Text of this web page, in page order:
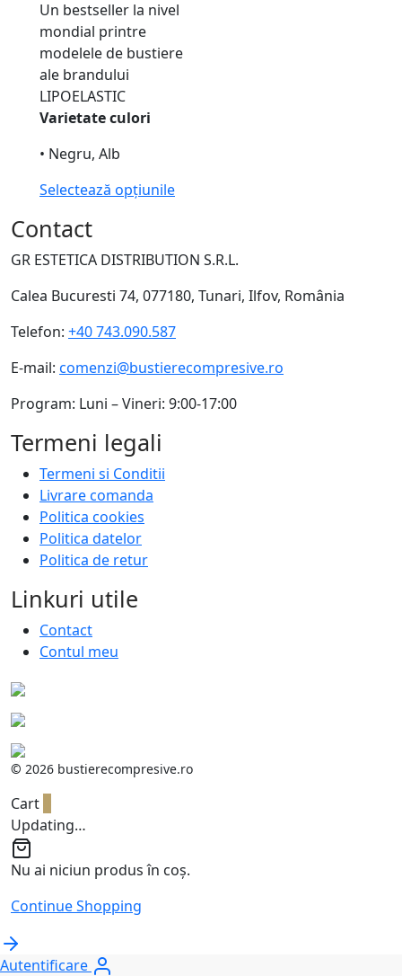
Un bestseller la nivel
mondial printre
modelele de bustiere
ale brandului
LIPOELASTIC
Varietate culori
• Negru, Alb
Selectează opțiunile
Contact
GR ESTETICA DISTRIBUTION S.R.L.
Calea Bucuresti 74, 077180, Tunari, Ilfov, România
Telefon: +40 743.090.587
E-mail: comenzi@bustierecompresive.ro
Program: Luni – Vineri: 9:00-17:00
Termeni legali
Termeni si Conditii
Livrare comanda
Politica cookies
Politica datelor
Politica de retur
Linkuri utile
Contact
Contul meu
© 2026 bustierecompresive.ro
Cart
Updating…
Nu ai niciun produs în coș.
Continue Shopping
Autentificare